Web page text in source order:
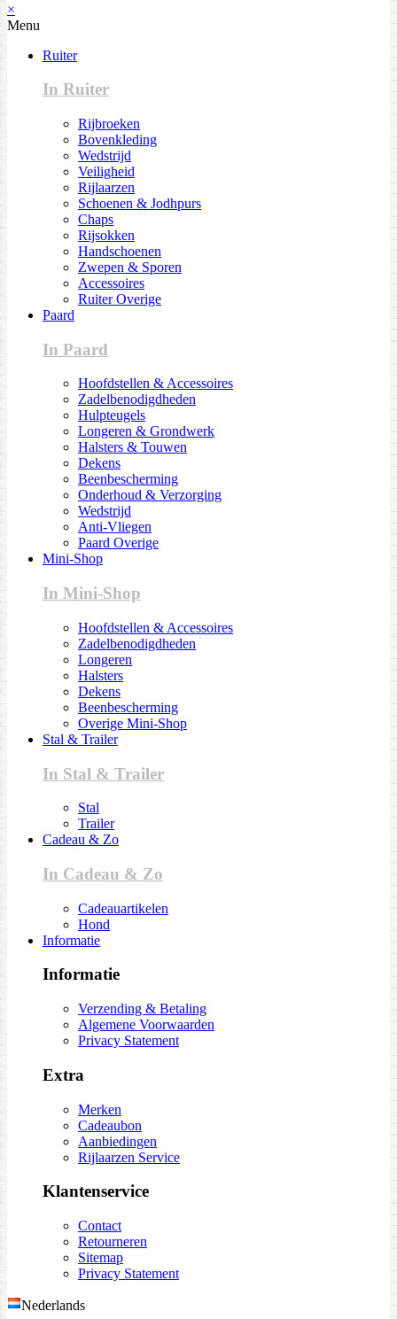
×
Menu
Ruiter
In Ruiter
Rijbroeken
Bovenkleding
Wedstrijd
Veiligheid
Rijlaarzen
Schoenen & Jodhpurs
Chaps
Rijsokken
Handschoenen
Zwepen & Sporen
Accessoires
Ruiter Overige
Paard
In Paard
Hoofdstellen & Accessoires
Zadelbenodigdheden
Hulpteugels
Longeren & Grondwerk
Halsters & Touwen
Dekens
Beenbescherming
Onderhoud & Verzorging
Wedstrijd
Anti-Vliegen
Paard Overige
Mini-Shop
In Mini-Shop
Hoofdstellen & Accessoires
Zadelbenodigdheden
Longeren
Halsters
Dekens
Beenbescherming
Overige Mini-Shop
Stal & Trailer
In Stal & Trailer
Stal
Trailer
Cadeau & Zo
In Cadeau & Zo
Cadeauartikelen
Hond
Informatie
Informatie
Verzending & Betaling
Algemene Voorwaarden
Privacy Statement
Extra
Merken
Cadeaubon
Aanbiedingen
Rijlaarzen Service
Klantenservice
Contact
Retourneren
Sitemap
Privacy Statement
Nederlands